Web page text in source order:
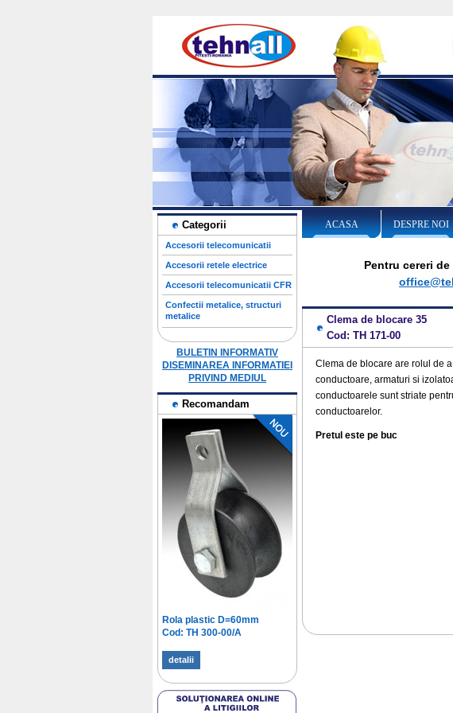
ACASA DESPRE NOI
Categorii
Accesorii telecomunicatii
Accesorii retele electrice
Accesorii telecomunicatii CFR
Confectii metalice, structuri
metalice
BULETIN INFORMATIV
DISEMINAREA INFORMATIEI
PRIVIND MEDIUL
Recomandam
Rola plastic D=60mm
Cod: TH 300-00/A
detalii
Pentru cereri
Clema de blocare 35
Cod: TH 171-00
Clema de blocare are rolul de
conductoare, armaturi si
conductoarele sunt striate
conductoarelor.
Pretul este pe buc